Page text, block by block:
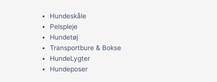
Hundeskåle
Pelspleje
Hundetøj
Transportbure & Bokse
HundeLygter
Hundeposer